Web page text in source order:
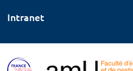
Intranet